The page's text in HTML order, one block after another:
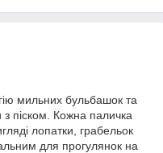
мильних бульбашок та
з піском. Кожна паличка
лопатки, грабельок
для прогулянок на